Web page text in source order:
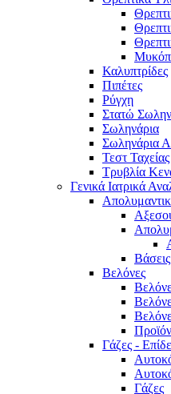
Καλυπτρίδες
Πιπέτες
Ρύγχη
Στατώ
Σωληνάρια
Σωληνάρια
Τεστ
Τρυβλία
Γενικά Ιατρικά
Βελόνες
Γάζες -
Γάζες